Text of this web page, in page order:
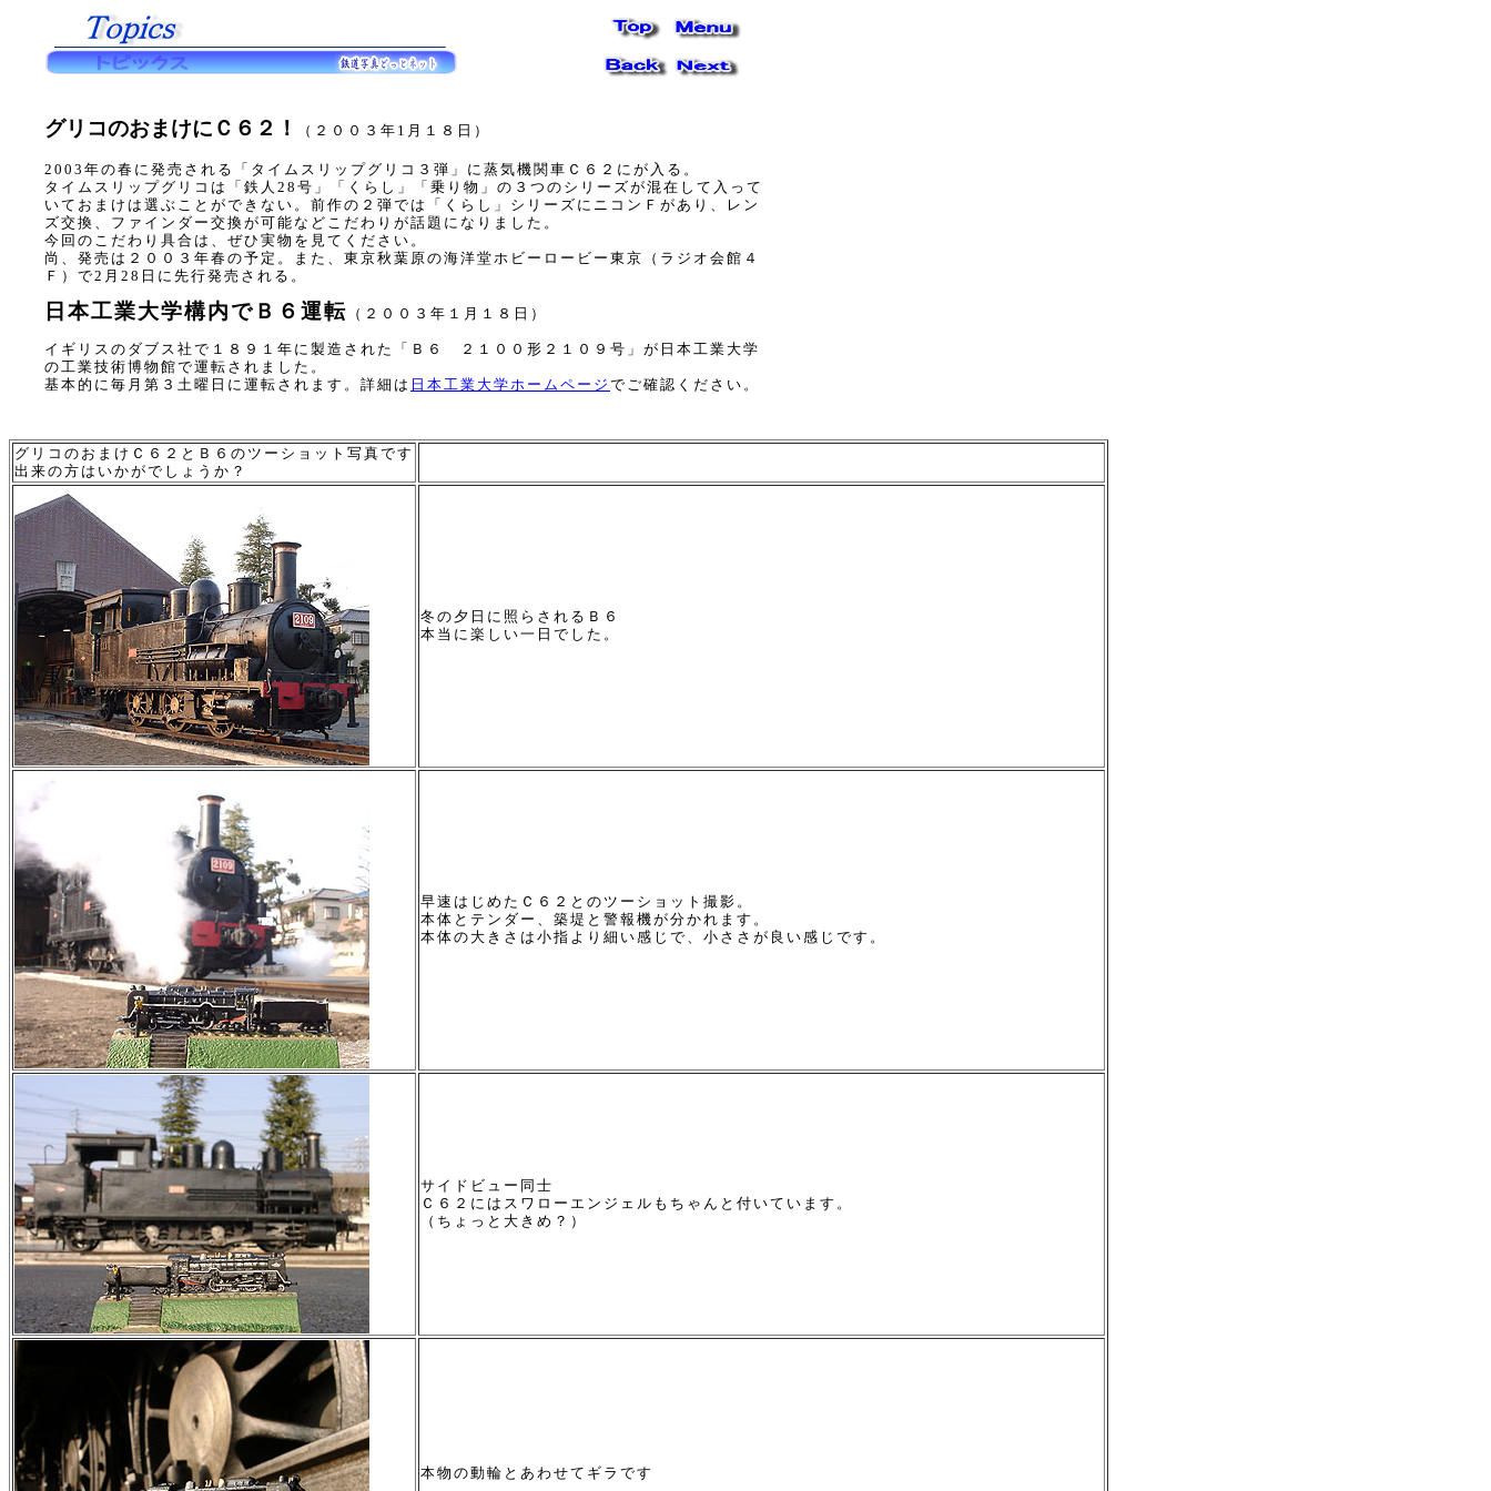
グリコのおまけにＣ６２！ （２００３年1月１８日）
2003年の春に発売される「タイムスリップグリコ３弾」に蒸気機関車Ｃ６２にが入る。
タイムスリップグリコは「鉄人28号」「くらし」「乗り物」の３つのシリーズが混在して入って
いておまけは選ぶことができない。前作の２弾では「くらし」シリーズにニコンＦがあり、レン
ズ交換、ファインダー交換が可能などこだわりが話題になりました。
今回のこだわり具合は、ぜひ実物を見てください。
尚、発売は２００３年春の予定。また、東京秋葉原の海洋堂ホビーロービー東京（ラジオ会館４
Ｆ）で2月28日に先行発売される。
日本工業大学構内でＢ６運転 （２００３年１月１８日）
イギリスのダブス社で１８９１年に製造された「Ｂ６ ２１００形２１０９号」が日本工業大学
の工業技術博物館で運転されました。
基本的に毎月第３土曜日に運転されます。詳細は 日本工業大学ホームページ でご確認ください。
グリコのおまけＣ６２とＢ６のツーショット写真です
出来の方はいかがでしょうか？
冬の夕日に照らされるＢ６
本当に楽しい一日でした。
早速はじめたＣ６２とのツーショット撮影。
本体とテンダー、築堤と警報機が分かれます。
本体の大きさは小指より細い感じで、小ささが良い感じです。
サイドビュー同士
Ｃ６２にはスワローエンジェルもちゃんと付いています。
（ちょっと大きめ？）
本物の動輪とあわせてギラです